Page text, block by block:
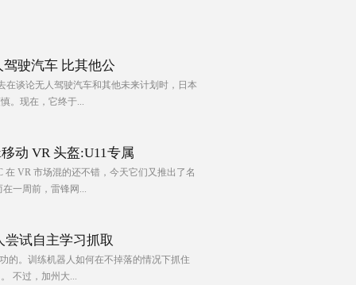
驶汽车 比其他公
在谈论无人驾驶汽车和其他未来计划时，日本
。现在，它终于...
动 VR 头盔:U11专属
在 VR 市场混的还不错，今天它们又推出了名
一周前，雷锋网...
尝试自主学习抓取
的。训练机器人如何在不掉落的情况下抓住
不过，加州大...